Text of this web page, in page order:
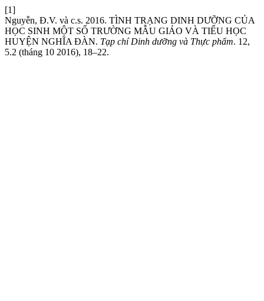
[1]
Nguyễn, Đ.V. và c.s. 2016. TÌNH TRẠNG DINH DƯỠNG CỦA
HỌC SINH MỘT SỐ TRƯỜNG MẪU GIÁO VÀ TIỂU HỌC
HUYỆN NGHĨA ĐÀN. Tạp chí Dinh dưỡng và Thực phẩm. 12,
5.2 (tháng 10 2016), 18–22.